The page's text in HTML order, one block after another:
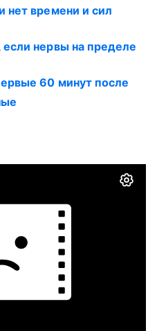
нет времени и сил
если нервы на пределе
60 минут после